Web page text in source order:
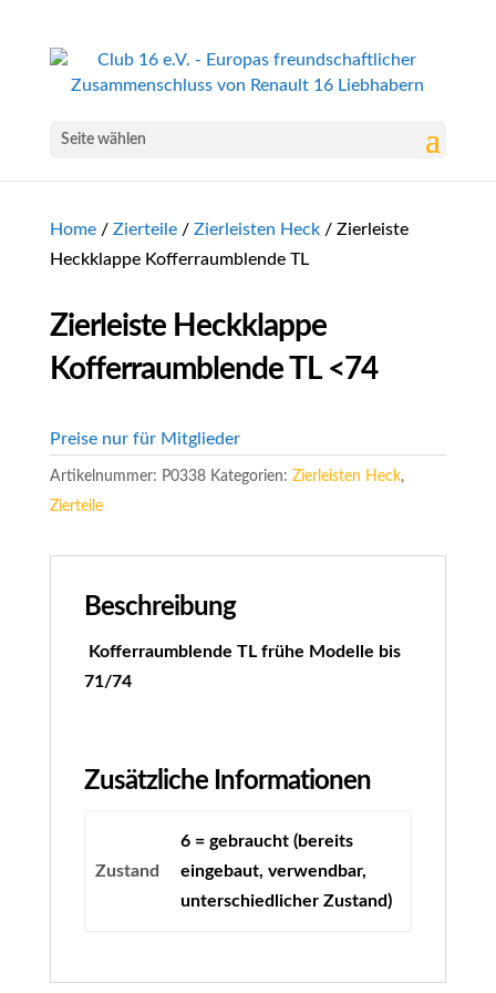
Seite wählen
Home/ Zierteile/ Zierleisten Heck/ Zierleiste
Heckklappe Kofferraumblende TL
Zierleiste Heckklappe
Kofferraumblende TL <74
Preise nur für Mitglieder
Artikelnummer: P0338 Kategorien: Zierleisten Heck,
Zierteile
Beschreibung
Kofferraumblende TL frühe Modelle bis
71/74
Zusätzliche Informationen
Zustand
6 = gebraucht (bereits
eingebaut, verwendbar,
unterschiedlicher Zustand)